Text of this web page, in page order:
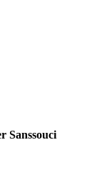
Sanssouci